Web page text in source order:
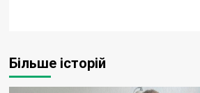
Більше історій